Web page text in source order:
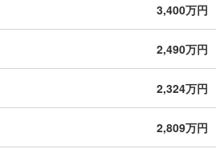
3,400万円
2,490万円
2,324万円
2,809万円